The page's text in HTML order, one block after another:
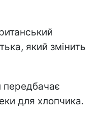
який змінить
передбачає
для хлопчика.